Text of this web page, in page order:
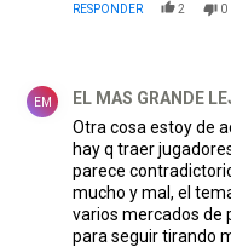
RESPONDER 2 0
EM EL MAS GRANDE
Otra cosa estoy de
hay q traer
parece
mucho y mal, el
varios mercados de
para seguir tirando